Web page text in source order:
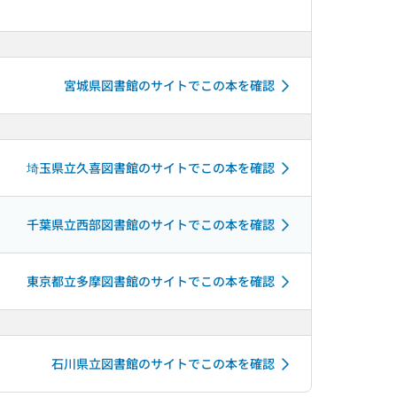
宮城県図書館のサイトでこの本を確認
埼玉県立久喜図書館のサイトでこの本を確認
千葉県立西部図書館のサイトでこの本を確認
東京都立多摩図書館のサイトでこの本を確認
石川県立図書館のサイトでこの本を確認